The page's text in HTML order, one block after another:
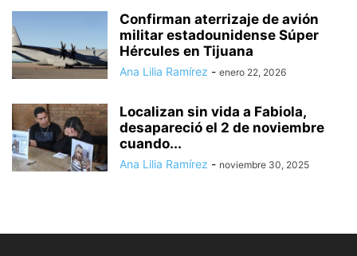
Confirman aterrizaje de avión
militar estadounidense Súper
Hércules en Tijuana
Ana Lilia Ramírez - enero 22, 2026
Localizan sin vida a Fabiola,
desapareció el 2 de noviembre
cuando...
Ana Lilia Ramírez - noviembre 30, 2025